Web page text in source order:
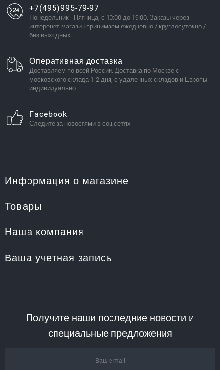
+7(495)995-79-97
Понедельник - Пятница, с 10:00 до 19:00. Заказы через
интеренет-магазин принимаем ежедневно / круглосуточно /
без выходных
Оперативная доставка
Доставляем по всей России. Доставка по Москве с
московского склада 1-2 дня, с удаленных складов и Европы
индивидуально
Facebook
Следите за новостями в соц.сетях
Информация о магазине
Товары
Наша компания
Ваша учетная запись
Получите наши последние новости и
специальные предложения